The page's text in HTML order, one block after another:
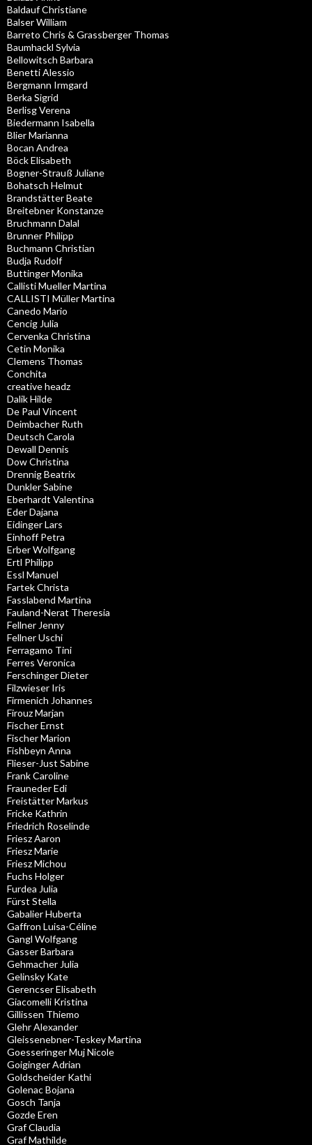
Baldauf Christiane
Balser William
Barreto Chris & Grassberger Thomas
Baumhackl Sylvia
Bellowitsch Barbara
Benetti Alessio
Bergmann Irmgard
Berka Sigrid
Berlisg Verena
Biedermann Isabella
Blier Marianna
Bocan Andrea
Böck Elisabeth
Bogner-Strauß Juliane
Bohatsch Helmut
Brandstätter Beate
Breitebner Konstanze
Bruchmann Dalal
Brunner Philipp
Buchmann Christian
Budja Rudolf
Buttinger Monika
Callisti Mueller Martina
CALLISTI Müller Martina
Canedo Mario
Cencig Julia
Cervenka Christina
Cetin Monika
Clemens Thomas
Conchita
creative headz
Dalik Hilde
De Paul Vincent
Deimbacher Ruth
Deutsch Carola
Dewall Dennis
Dow Christina
Drennig Beatrix
Dunkler Sabine
Eberhardt Valentina
Eder Dajana
Eidinger Lars
Einhoff Petra
Erber Wolfgang
Ertl Philipp
Essl Manuel
Fartek Christa
Fasslabend Martina
Fauland-Nerat Theresia
Fellner Jenny
Fellner Uschi
Ferragamo Tini
Ferres Veronica
Ferschinger Dieter
Filzwieser Iris
Firmenich Johannes
Firouz Marjan
Fischer Ernst
Fischer Marion
Fishbeyn Anna
Flieser-Just Sabine
Frank Caroline
Frauneder Edi
Freistätter Markus
Fricke Kathrin
Friedrich Roselinde
Friesz Aaron
Friesz Marie
Friesz Michou
Fuchs Holger
Furdea Julia
Fürst Stella
Gabalier Huberta
Gaffron Luisa-Céline
Gangl Wolfgang
Gasser Barbara
Gehmacher Julia
Gelinsky Kate
Gerencser Elisabeth
Giacomelli Kristina
Gillissen Thiemo
Glehr Alexander
Gleissenebner-Teskey Martina
Goesseringer Muj Nicole
Goiginger Adrian
Goldscheider Kathi
Golenac Bojana
Gosch Tanja
Gozde Eren
Graf Claudia
Graf Mathilde